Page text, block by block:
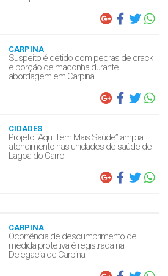
CARPINA
Suspeito é detido com pedras de crack
e porção de maconha durante
abordagem em Carpina
CIDADES
Projeto “Aqui Tem Mais Saúde” amplia
atendimento nas unidades de saúde de
Lagoa do Carro
CARPINA
Ocorrência de descumprimento de
medida protetiva é registrada na
Delegacia de Carpina